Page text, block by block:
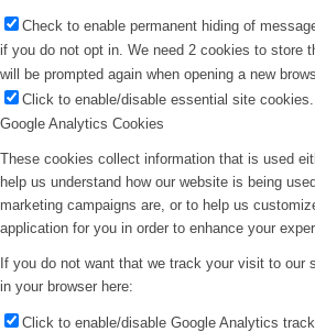
Check to enable permanent hiding of
if you do not opt in. We need 2 cookies to store
will be prompted again when opening a new
Click to enable/disable essential site cookies.
Google Analytics Cookies
These cookies collect information that is used
help us understand how our website is being
marketing campaigns are, or to help us
application for you in order to enhance your
If you do not want that we track your visit to our
in your browser here:
Click to enable/disable Google Analytics